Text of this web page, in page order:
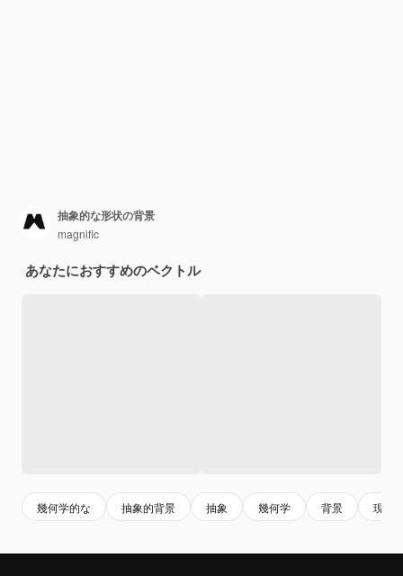
抽象的な形状の背景
magnific
あなたにおすすめのベクトル
幾何学的な 抽象的背景 抽象 幾何学 背景 現代